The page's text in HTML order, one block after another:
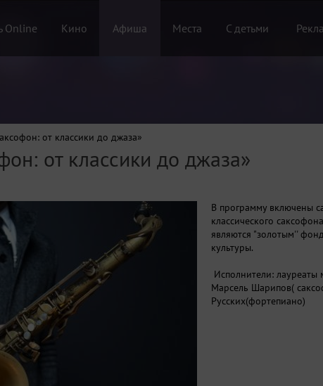
Online Кино Афиша Места С детьми
от классики до джаза»
от классики до джаза»
В программу включены
классического
являются "золотым''
культуры.
Исполнители:
Марсель Шарипов(
Русских(фортепиано)